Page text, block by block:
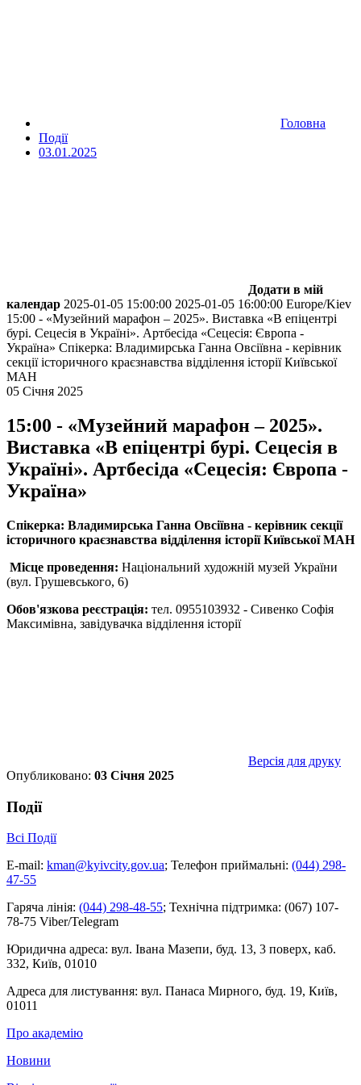
Головна
Події
03.01.2025
Додати в мій
календар 2025-01-05 15:00:00 2025-01-05 16:00:00 Europe/Kiev
15:00 - «Музейний марафон – 2025». Виставка «В епіцентрі
бурі. Сецесія в Україні». Артбесіда «Сецесія: Європа -
Україна» Спікерка: Владимирська Ганна Овсіївна - керівник
секції історичного краєзнавства відділення історії Київської
МАН
05 Січня 2025
15:00 - «Музейний марафон – 2025».
Виставка «В епіцентрі бурі. Сецесія в
Україні». Артбесіда «Сецесія: Європа -
Україна»
Спікерка: Владимирська Ганна Овсіївна - керівник секції
історичного краєзнавства відділення історії Київської МАН
Місце проведення: Національний художній музей України
(вул. Грушевського, 6)
Обов'язкова реєстрація: тел. 0955103932 - Сивенко Софія
Максимівна, завідувачка відділення історії
Версія для друку
Опубликовано: 03 Січня 2025
Події
Всі Події
E-mail: kman@kyivcity.gov.ua; Телефон приймальні: (044) 298-
47-55
Гаряча лінія: (044) 298-48-55; Технічна підтримка: (067) 107-
78-75 Viber/Telegram
Юридична адреса: вул. Івана Мазепи, буд. 13, 3 поверх, каб.
332, Київ, 01010
Адреса для листування: вул. Панаса Мирного, буд. 19, Київ,
01011
Про академію
Новини